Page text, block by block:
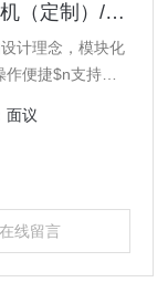
AC200-customizationAC200衍生机（定制）/自动匀胶显影机
计理念，模块化
便捷$n支持去
运动控制系
面议
在线留言